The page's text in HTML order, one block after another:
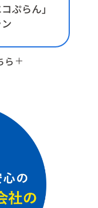
湯器割）
給湯器）をご
額を含む）
ぷらん」
割引
ら4月30日に属
額を含む）
ら